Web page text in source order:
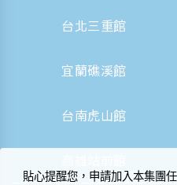
台北三重館
宜蘭礁溪館
台南虎山館
貼心提醒您，申請加入本集團